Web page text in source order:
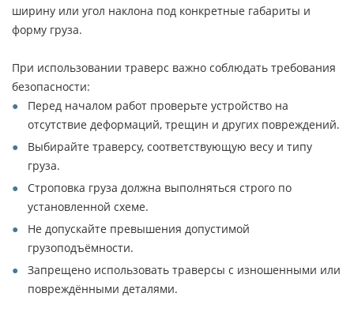
ширину или угол наклона под конкретные габариты и
форму груза.
При использовании траверс важно соблюдать требования
безопасности:
Перед началом работ проверьте устройство на
отсутствие деформаций, трещин и других повреждений.
Выбирайте траверсу, соответствующую весу и типу
груза.
Строповка груза должна выполняться строго по
установленной схеме.
Не допускайте превышения допустимой
грузоподъёмности.
Запрещено использовать траверсы с изношенными или
повреждёнными деталями.